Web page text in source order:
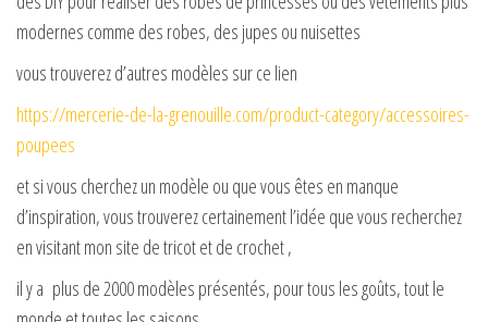
modernes comme des robes, des jupes ou nuisettes
vous trouverez d’autres modèles sur ce lien
https://mercerie-de-la-grenouille.com/product-category/accessoires-
poupees
et si vous cherchez un modèle ou que vous êtes en manque
d’inspiration, vous trouverez certainement l’idée que vous recherchez
en visitant mon site de tricot et de crochet ,
il y a plus de 2000 modèles présentés, pour tous les goûts, tout le